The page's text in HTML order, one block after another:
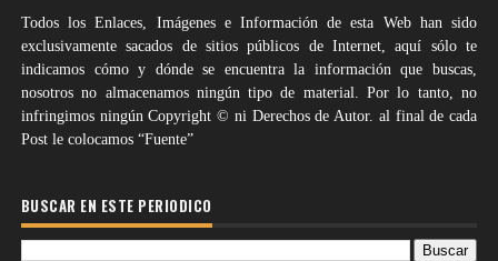
Todos los Enlaces, Imágenes e Información de esta Web han sido
exclusivamente sacados de sitios públicos de Internet, aquí sólo te
indicamos cómo y dónde se encuentra la información que buscas,
nosotros no almacenamos ningún tipo de material. Por lo tanto, no
infringimos ningún Copyright © ni Derechos de Autor. al final de cada
Post le colocamos “Fuente”
BUSCAR EN ESTE PERIODICO